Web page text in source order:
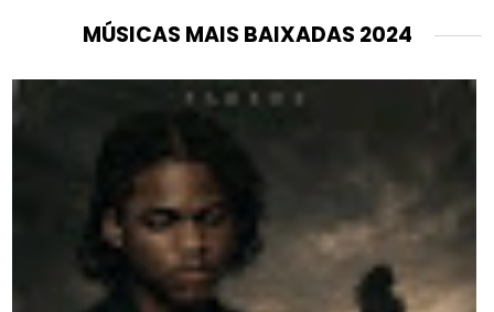
MÚSICAS MAIS BAIXADAS 2024